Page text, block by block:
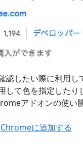
認したい際に利用
して色を指定した
アドオンの使い
に追加する